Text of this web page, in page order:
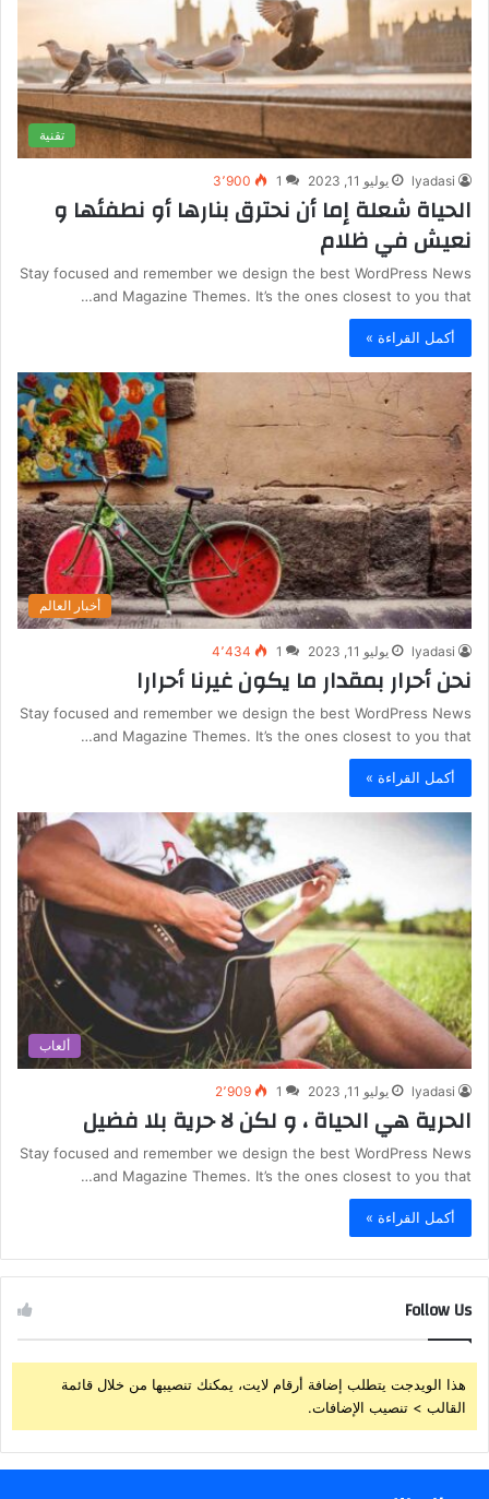
تقنية
lyadasi يوليو 11, 2023 1 3٬900
الحياة شعلة إما أن نحترق بنارها أو نطفئها و
نعيش في ظلام
Stay focused and remember we design the best WordPress News
and Magazine Themes. It’s the ones closest to you that…
أكمل القراءة »
أخبار العالم
lyadasi يوليو 11, 2023 1 4٬434
نحن أحرار بمقدار ما يكون غيرنا أحرارا
Stay focused and remember we design the best WordPress News
and Magazine Themes. It’s the ones closest to you that…
أكمل القراءة »
ألعاب
lyadasi يوليو 11, 2023 1 2٬909
‫الحرية هي الحياة ، و لكن لا حرية بلا فضيل
Stay focused and remember we design the best WordPress News
and Magazine Themes. It’s the ones closest to you that…
أكمل القراءة »
Follow Us
هذا الويدجت يتطلب إضافة أرقام لايت، يمكنك تنصيبها من خلال قائمة
القالب > تنصيب الإضافات.